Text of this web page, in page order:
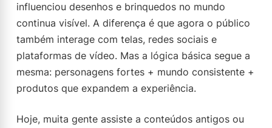
influenciou desenhos e brinquedos no mundo
continua visível. A diferença é que agora o público
também interage com telas, redes sociais e
plataformas de vídeo. Mas a lógica básica segue a
mesma: personagens fortes + mundo consistente +
produtos que expandem a experiência.
Hoje, muita gente assiste a conteúdos antigos ou